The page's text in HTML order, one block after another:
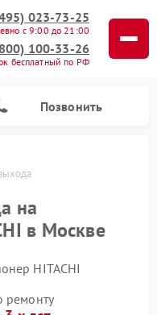
023-73-25
с 9:00 до 21:00
100-33-26
бесплатный по РФ
Позвонить
на
в Москве
HITACHI
ремонту